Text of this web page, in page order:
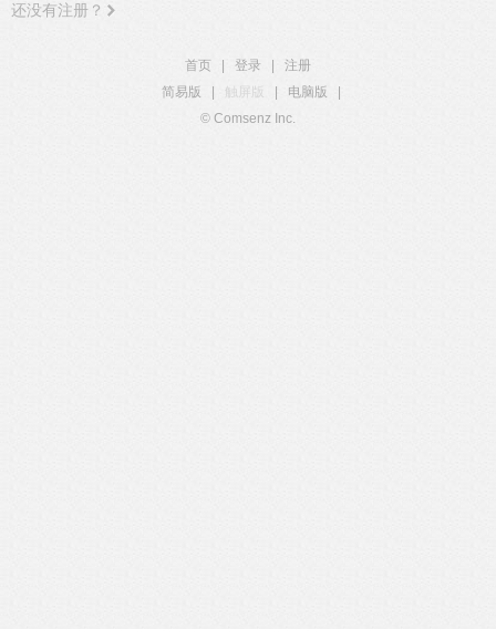
还没有注册？
首页 登录
注册
简易版
触屏版 电脑版
© Comsenz Inc.